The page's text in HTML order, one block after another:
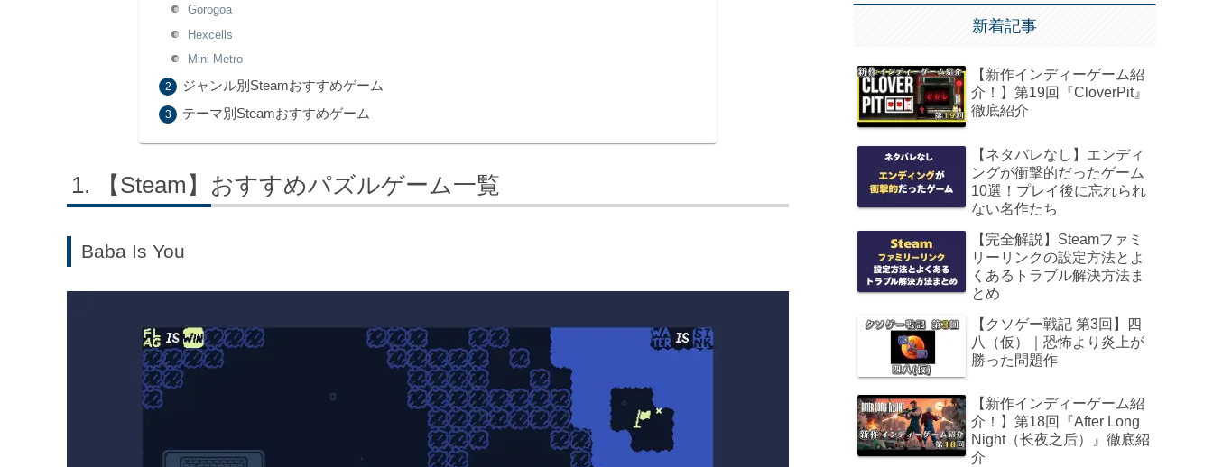
Gorogoa
Hexcells
Mini Metro
ジャンル別Steamおすすめゲーム
テーマ別Steamおすすめゲーム
【Steam】おすすめパズルゲーム一覧
Baba Is You
新着記事
【新作インディーゲーム紹
介！】第19回『CloverPit』
徹底紹介
【ネタバレなし】エンディ
ングが衝撃的だったゲーム
10選！プレイ後に忘れられ
ない名作たち
【完全解説】Steamファミ
リーリンクの設定方法とよ
くあるトラブル解決方法ま
とめ
【クソゲー戦記 第3回】四
八（仮）｜恐怖より炎上が
勝った問題作
【新作インディーゲーム紹
介！】第18回『After Long
Night（长夜之后）』徹底紹
介